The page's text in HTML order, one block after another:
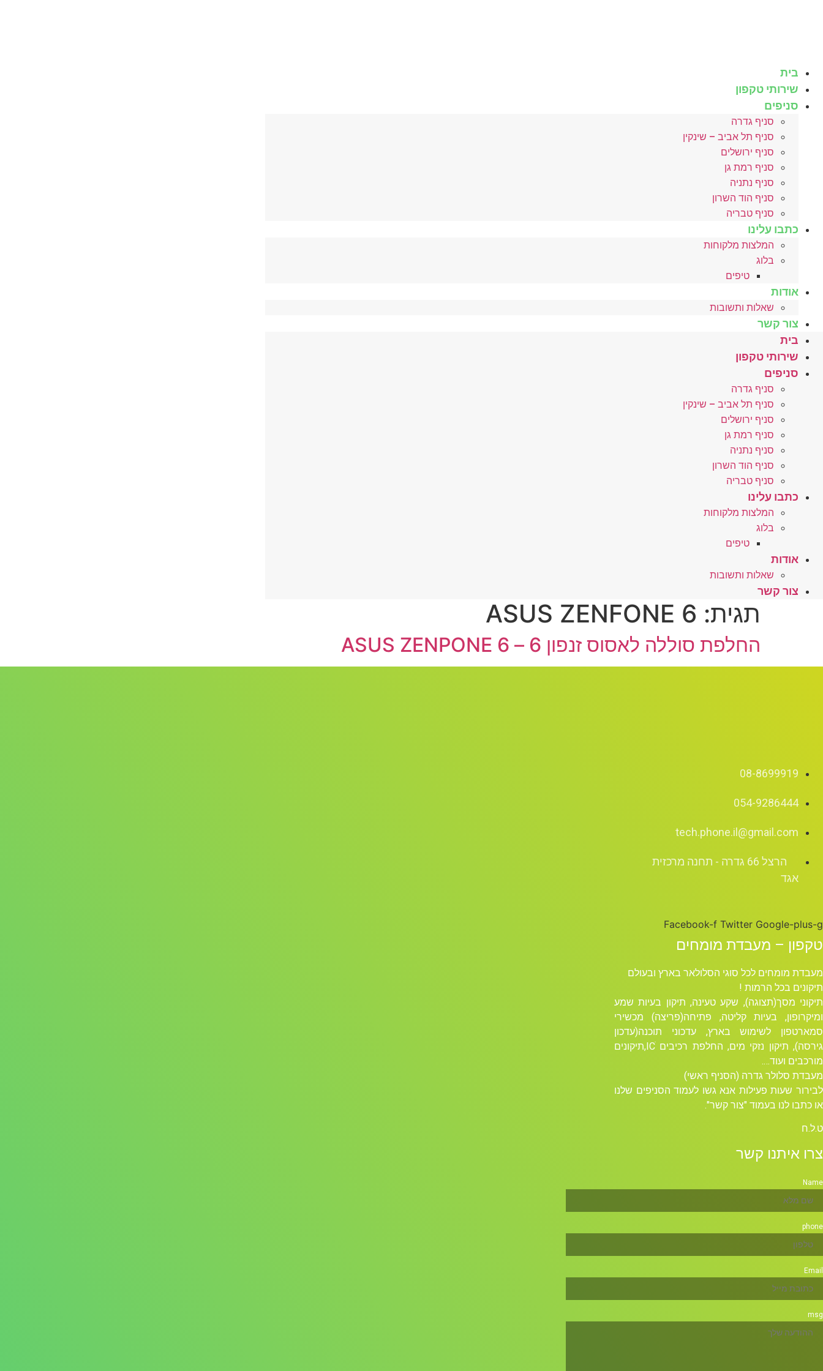
בית
שירותי טקפון
סניפים
סניף גדרה
סניף תל אביב – שינקין
סניף ירושלים
סניף רמת גן
סניף נתניה
סניף הוד השרון
סניף טבריה
כתבו עלינו
המלצות מלקוחות
בלוג
טיפים
אודות
שאלות ותשובות
צור קשר
בית
שירותי טקפון
סניפים
סניף גדרה
סניף תל אביב – שינקין
סניף ירושלים
סניף רמת גן
סניף נתניה
סניף הוד השרון
סניף טבריה
כתבו עלינו
המלצות מלקוחות
בלוג
טיפים
אודות
שאלות ותשובות
צור קשר
תגית: ASUS ZENFONE 6
החלפת סוללה לאסוס זנפון 6 – ASUS ZENPONE 6
08-8699919
054-9286444
tech.phone.il@gmail.com
הרצל 66 גדרה - תחנה מרכזית
אגד
Facebook-f Twitter Google-plus-g
טקפון – מעבדת מומחים
מעבדת מומחים לכל סוגי הסלולאר בארץ ובעולם
תיקונים בכל הרמות !
תיקוני מסך(תצוגה), שקע טעינה, תיקון בעיות שמע
ומיקרופון, בעיות קליטה, פתיחה(פריצה) מכשירי
סמארטפון לשימוש בארץ, עדכוני תוכנה(עדכון
גירסה), תיקון נזקי מים, החלפת רכיבים ICׁ,תיקונים
מורכבים ועוד….
מעבדת סלולר גדרה (הסניף ראשי)
לבירור שעות פעילות אנא גשו לעמוד הסניפים שלנו
או כתבו לנו בעמוד "צור קשר".
ט.ל.ח
צרו איתנו קשר
Name
phone
Email
msg